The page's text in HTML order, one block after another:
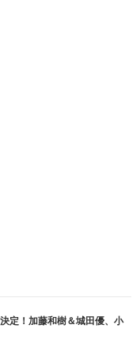
定！加藤和樹＆城田優、小